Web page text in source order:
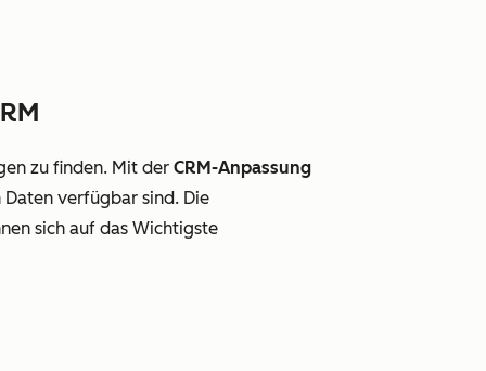
zu finden. Mit der CRM-Anpassung
verfügbar sind. Die
sich auf das Wichtigste